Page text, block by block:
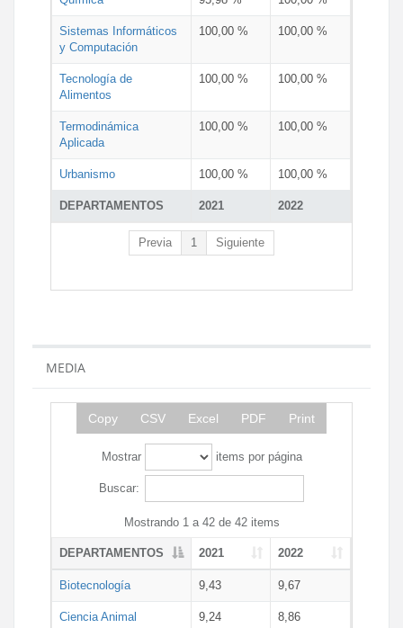
DEPARTAMENTOS 2021 2022
Sistemas Informáticos
y Computación
100,00 % 100,00 %
Tecnología de
Alimentos
100,00 % 100,00 %
Termodinámica
Aplicada
100,00 % 100,00 %
Urbanismo 100,00 % 100,00 %
Previa 1 Siguiente
MEDIA
Copy CSV Excel PDF Print
Mostrar items por página
Buscar:
Mostrando 1 a 42 de 42 items
DEPARTAMENTOS 2021 2022
Biotecnología 9,43 9,67
Ciencia Animal 9,24 8,86